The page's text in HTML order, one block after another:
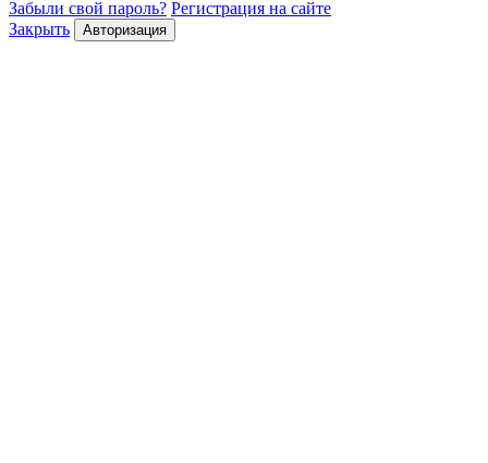
Забыли свой пароль? Регистрация на сайте
Закрыть